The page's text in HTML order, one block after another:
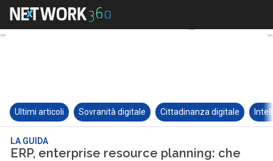
Ultimi articoli Sovranità digitale Cittadinanza digitale
LA GUIDA
ERP, enterprise resource planning: che